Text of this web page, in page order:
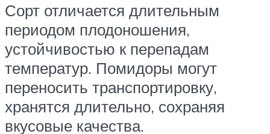
Сорт отличается длительным
периодом плодоношения,
устойчивостью к перепадам
температур. Помидоры могут
переносить транспортировку,
хранятся длительно, сохраняя
вкусовые качества.